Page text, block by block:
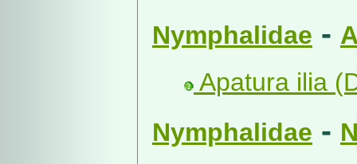
Nymphalidae -
Apatura ilia
Nymphalidae -